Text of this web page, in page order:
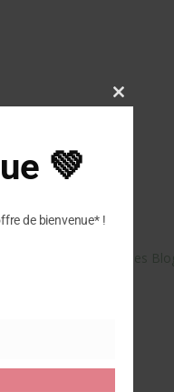
sur “PLAKTON – Mules
Close
💚
de bienvenue* !